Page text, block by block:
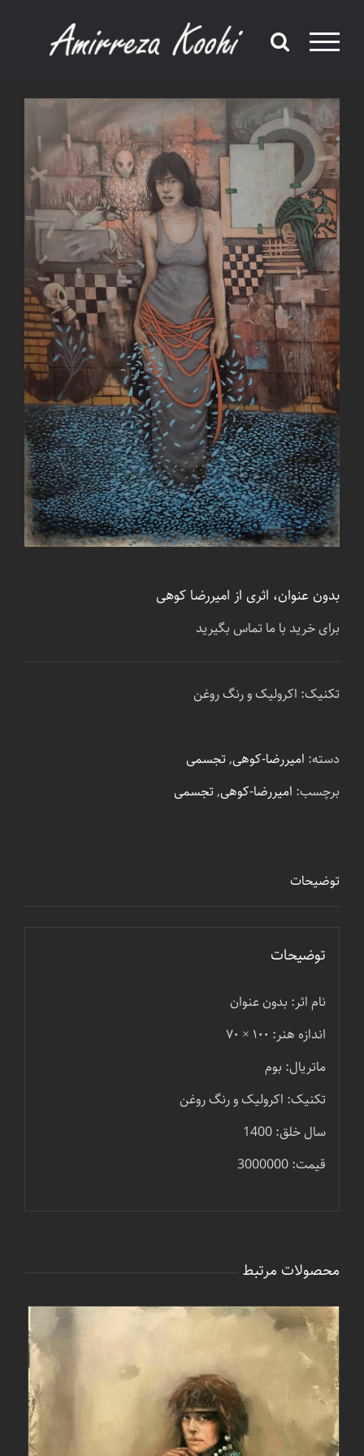
بدون عنوان، اثری از امیررضا کوهی
برای خرید با ما تماس بگیرید
تکنیک: اکرولیک و رنگ روغن
دسته: امیررضا-کوهی,تجسمی
برچسب: امیررضا-کوهی,تجسمی
توضیحات
توضیحات
نام اثر: بدون عنوان
اندازه هنر: ۱۰۰ × ۷۰
ماتریال: بوم
تکنیک: اکرولیک و رنگ روغن
سال خلق: 1400
قیمت: 3000000
محصولات مرتبط